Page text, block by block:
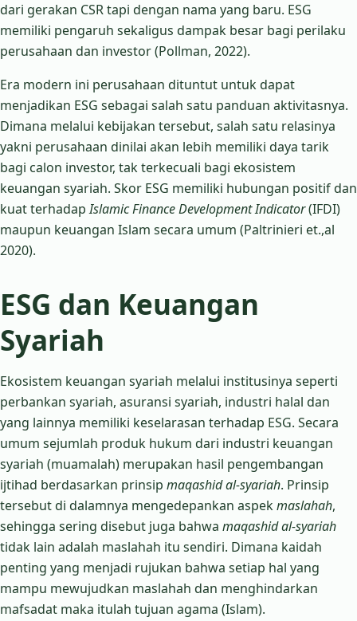
dari gerakan CSR tapi dengan nama yang baru. ESG
memiliki pengaruh sekaligus dampak besar bagi perilaku
perusahaan dan investor (Pollman, 2022).
Era modern ini perusahaan dituntut untuk dapat
menjadikan ESG sebagai salah satu panduan aktivitasnya.
Dimana melalui kebijakan tersebut, salah satu relasinya
yakni perusahaan dinilai akan lebih memiliki daya tarik
bagi calon investor, tak terkecuali bagi ekosistem
keuangan syariah. Skor ESG memiliki hubungan positif dan
kuat terhadapIslamic Finance Development Indicator(IFDI)
maupun keuangan Islam secara umum (Paltrinieri et.,al
2020).
ESG dan Keuangan
Syariah
Ekosistem keuangan syariah melalui institusinya seperti
perbankan syariah, asuransi syariah, industri halal dan
yang lainnya memiliki keselarasan terhadap ESG. Secara
umum sejumlah produk hukum dari industri keuangan
syariah (muamalah) merupakan hasil pengembangan
ijtihad berdasarkan prinsip maqashid al-syariah. Prinsip
tersebut di dalamnya mengedepankan aspekmaslahah,
sehingga sering disebut juga bahwa maqashid al-syariah
tidak lain adalah maslahah itu sendiri. Dimana kaidah
penting yang menjadi rujukan bahwa setiap hal yang
mampu mewujudkan maslahah dan menghindarkan
mafsadat maka itulah tujuan agama (Islam).